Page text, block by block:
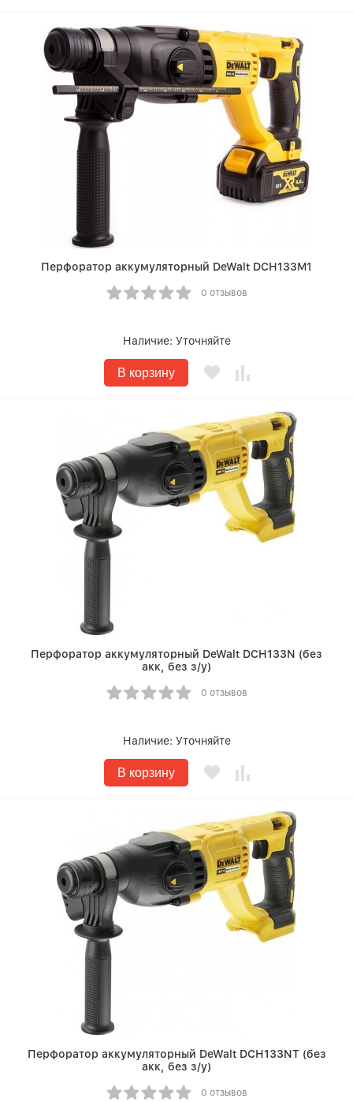
Перфоратор аккумуляторный DeWalt DCH133M1
0 отзывов
Наличие: Уточняйте
В корзину
Перфоратор аккумуляторный DeWalt DCH133N (без
акк, без з/у)
0 отзывов
Наличие: Уточняйте
В корзину
Перфоратор аккумуляторный DeWalt DCH133NT (без
акк, без з/у)
0 отзывов